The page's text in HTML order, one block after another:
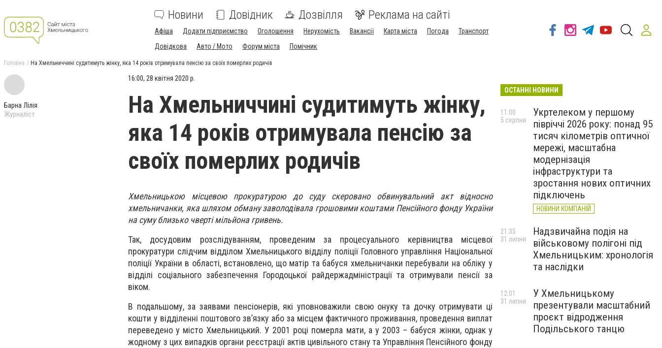
Новини Довідник Дозвілля Реклама на сайті
Афіша Додати підприємство Оголошення Нерухомість Вакансії Карта міста Погода
Транспорт
Довідкова
Авто / Мото Форум міста Помічник
Головна На Хмельниччині судитимуть жінку, яка 14 років отримувала пенсію за своїх померлих родичів
Барна Лілія
Журналіст
16:00, 28 квітня 2020 р.
На Хмельниччині судитимуть жінку,
яка 14 років отримувала пенсію за
своїх померлих родичів
Хмельницькою місцевою прокуратурою до суду скеровано обвинувальний акт відносно
хмельничанки, яка шляхом обману заволодівала грошовими коштами Пенсійного фонду України
на суму близько чверті мільйона гривень.
Так, досудовим розслідуванням, проведеним за процесуального керівництва місцевої
прокуратури слідчим відділом Хмельницького відділу поліції Головного управління Національної
поліції України в області, встановлено, що матір та бабуся хмельничанки перебували на обліку у
відділі соціального забезпечення Городоцької райдержадміністрації та отримували пенсії за
віком.
В подальшому, за заявами пенсіонерів, які уповноважили свою онуку та дочку отримувати ці
кошти у відділенні поштового зв’язку або за місцем фактичного проживання, проведення виплат
переведено у місто Хмельницький. У 2001 році померла мати, а у 2003 – бабуся жінки, однак у
жодному з цих випадків органи реєстрації актів цивільного стану та Управління Пенсійного фонду
ОСТАННІ НОВИНИ
Укртелеком у першому
півріччі 2026 року: понад 95
тисяч кілометрів оптичної
мережі, масштабна
модернізація
інфраструктури та
зростання нових оптичних
підключень
НОВИНИ КОМПАНІЙ
11:00
5 серпня
Надзвичайна подія на
військовому полігоні під
Хмельницьким: хронологія
та наслідки
21:35
31 липня
У Хмельницькому
презентували масштабний
проєкт відродження
Подільського танцю
12:01
31 липня